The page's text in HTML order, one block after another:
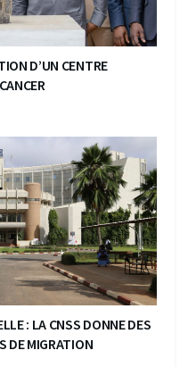
D’UN CENTRE
: LA CNSS DONNE DES
DE MIGRATION